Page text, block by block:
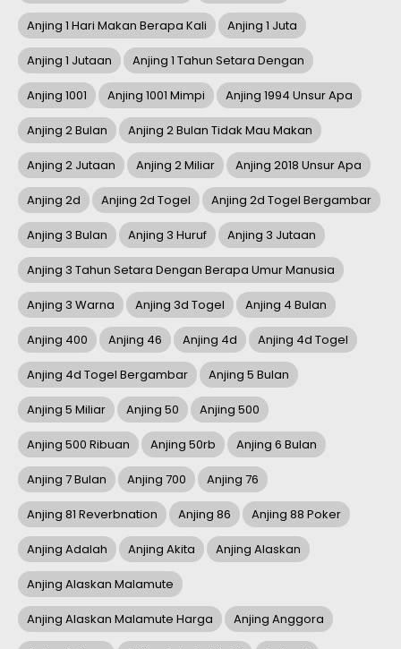
Anjing 1 Hari Makan Berapa Kali Anjing 1 Juta
Anjing 1 Jutaan Anjing 1 Tahun Setara Dengan
Anjing 1001 Anjing 1001 Mimpi Anjing 1994 Unsur Apa
Anjing 2 Bulan Anjing 2 Bulan Tidak Mau Makan
Anjing 2 Jutaan Anjing 2 Miliar Anjing 2018 Unsur Apa
Anjing 2d Anjing 2d Togel Anjing 2d Togel Bergambar
Anjing 3 Bulan Anjing 3 Huruf Anjing 3 Jutaan
Anjing 3 Tahun Setara Dengan Berapa Umur Manusia
Anjing 3 Warna Anjing 3d Togel Anjing 4 Bulan
Anjing 400 Anjing 46 Anjing 4d Anjing 4d Togel
Anjing 4d Togel Bergambar Anjing 5 Bulan
Anjing 5 Miliar Anjing 50 Anjing 500
Anjing 500 Ribuan Anjing 50rb Anjing 6 Bulan
Anjing 7 Bulan Anjing 700 Anjing 76
Anjing 81 Reverbnation Anjing 86 Anjing 88 Poker
Anjing Adalah Anjing Akita Anjing Alaskan
Anjing Alaskan Malamute
Anjing Alaskan Malamute Harga Anjing Anggora